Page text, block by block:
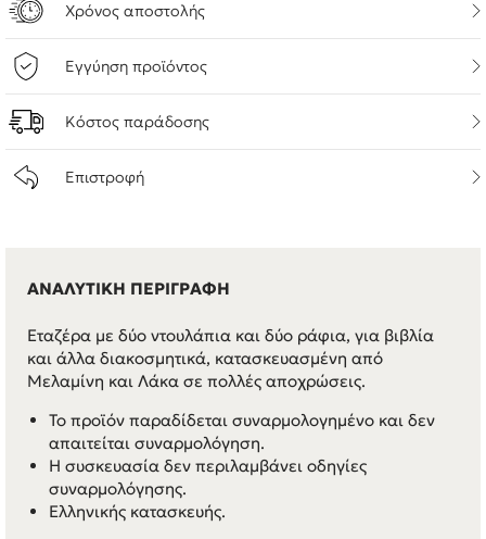
Χρόνος αποστολής
Εγγύηση προϊόντος
Κόστος παράδοσης
Επιστροφή
ΑΝΑΛΥΤΙΚΗ ΠΕΡΙΓΡΑΦΗ
Εταζέρα με δύο ντουλάπια και δύο ράφια, για βιβλία
και άλλα διακοσμητικά, κατασκευασμένη από
Μελαμίνη και Λάκα σε πολλές αποχρώσεις.
Το προϊόν παραδίδεται συναρμολογημένο και δεν
απαιτείται συναρμολόγηση.
Η συσκευασία δεν περιλαμβάνει οδηγίες
συναρμολόγησης.
Ελληνικής κατασκευής.